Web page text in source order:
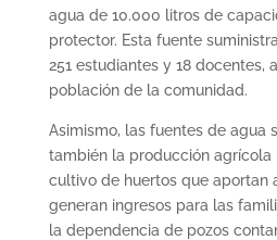
agua de 10.000 litros de
protector. Esta fuente
251 estudiantes y 18 docentes,
población de la comunidad.
Asimismo, las fuentes de agua
también la producción
cultivo de huertos que aportan
generan ingresos para las
la dependencia de pozos